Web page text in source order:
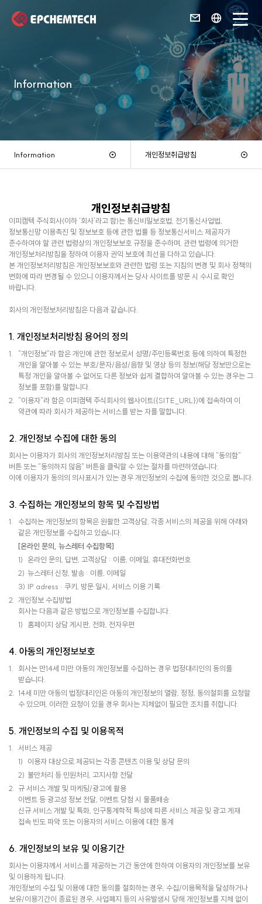
Information
Information 개인정보취급방침
개인정보취급방침
이피캠텍 주식회사(이하 ‘회사’라고 함)는 통신비밀보호법, 전기통신사업법,
정보통신망 이용촉진 및 정보보호 등에 관한 법률 등 정보통신서비스 제공자가
준수하여야 할 관련 법령상의 개인정보보호 규정을 준수하며, 관련 법령에 의거한
개인정보처리방침을 정하여 이용자 권익 보호에 최선을 다하고 있습니다.
본 개인정보처리방침은 개인정보보호와 관련한 법령 또는 지침의 변경 및 회사 정책의
변화에 따라 변경될 수 있으니 이용자께서는 당사 사이트를 방문 시 수시로 확인
바랍니다.
회사의 개인정보처리방침은 다음과 같습니다.
1. 개인정보처리방침 용어의 정의
"개인정보"라 함은 개인에 관한 정보로서 성명/주민등록번호 등에 의하여 특정한
개인을 알아볼 수 있는 부호/문자/음성/음향 및 영상 등의 정보(해당 정보만으로는
특정 개인을 알아볼 수 없어도 다른 정보와 쉽게 결합하여 알아볼 수 있는 경우는 그
정보를 포함)를 말합니다.
"이용자"라 함은 이피캠텍 주식회사의 웹사이트({SITE_URL})에 접속하여 이
약관에 따라 회사가 제공하는 서비스를 받는 자를 말합니다.
2. 개인정보 수집에 대한 동의
회사는 이용자가 회사의 개인정보처리방침 또는 이용약관의 내용에 대해 "동의함"
버튼 또는 "동의하지 않음" 버튼을 클릭할 수 있는 절차를 마련하였습니다.
이에 이용자가 동의의 의사표시가 있는 경우 개인정보의 수집에 동의한 것으로 봅니다.
3. 수집하는 개인정보의 항목 및 수집방법
수집하는 개인정보의 항목은 원활한 고객상담, 각종 서비스의 제공을 위해 아래와
같은 개인정보를 수집하고 있습니다.
[온라인 문의, 뉴스레터 수집항목]
온라인 문의, 답변, 고객상담 : 이름, 이메일, 휴대전화번호
뉴스레터 신청, 발송 : 이름, 이메일
IP adress : 쿠키, 방문 일시, 서비스 이용 기록
개인정보 수집방법
회사는 다음과 같은 방법으로 개인정보를 수집합니다.
홈페이지 상담 게시판, 전화, 전자우편
4. 아동의 개인정보보호
회사는 만14세 미만 아동의 개인정보를 수집하는 경우 법정대리인의 동의를
받습니다.
14세 미만 아동의 법정대리인은 아동의 개인정보의 열람, 정정, 동의철회를 요청할
수 있으며, 이러한 요청이 있을 경우 회사는 지체없이 필요한 조치를 취합니다.
5. 개인정보의 수집 및 이용목적
서비스 제공
이용자 대상으로 제공되는 각종 콘텐츠 이용 및 상담 문의
불만처리 등 민원처리, 고지사항 전달
규 서비스 개발 및 마케팅/광고에 활용
이벤트 등 광고성 정보 전달, 이벤트 당첨 시 물품배송
신규 서비스 개발 및 특화, 인구통계학적 특성에 따른 서비스 제공 및 광고 게재
접속 빈도 파악 또는 이용자의 서비스 이용에 대한 통계
6. 개인정보의 보유 및 이용기간
회사는 이용자께서 서비스를 제공하는 기간 동안에 한하여 이용자의 개인정보를 보유
및 이용하게 됩니다.
개인정보의 수집 및 이용에 대한 동의를 철회하는 경우, 수집/이용목적을 달성하거나
보유/이용기간이 종료된 경우, 사업폐지 등의 사유발생시 당해 개인정보를 지체 없이